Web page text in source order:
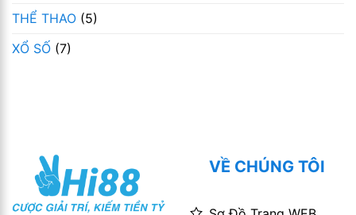
THỂ THAO (5)
XỔ SỐ (7)
VỀ CHÚNG TÔI